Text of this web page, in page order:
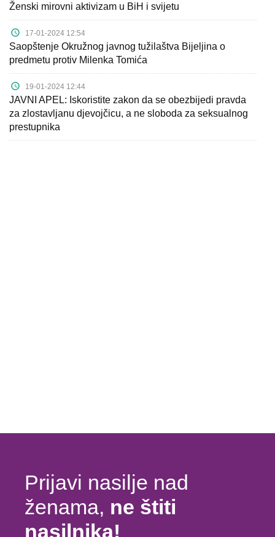
Javni
pozivi
English
Kontakt
Ženski mirovni aktivizam u BiH i svijetu
17-01-2024 12:54
Saopštenje Okružnog javnog tužilaštva Bijeljina o
predmetu protiv Milenka Tomića
19-01-2024 12:44
JAVNI APEL: Iskoristite zakon da se obezbijedi pravda
za zlostavljanu djevojčicu, a ne sloboda za seksualnog
prestupnika
Prijavi nasilje nad
ženama, ne štiti
nasilnika!